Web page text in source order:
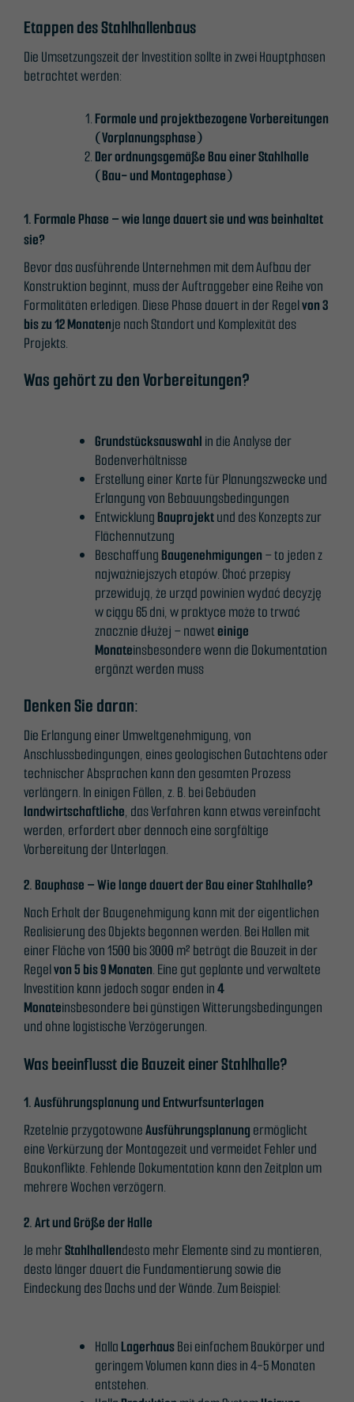
Etappen des Stahlhallenbaus
Die Umsetzungszeit der Investition sollte in zwei Hauptphasen
betrachtet werden:
Formale und projektbezogene Vorbereitungen
(Vorplanungsphase)
Der ordnungsgemäße Bau einer Stahlhalle
(Bau- und Montagephase)
1. Formale Phase – wie lange dauert sie und was beinhaltet
sie?
Bevor das ausführende Unternehmen mit dem Aufbau der
Konstruktion beginnt, muss der Auftraggeber eine Reihe von
Formalitäten erledigen. Diese Phase dauert in der Regelvon 3
bis zu 12 Monatenje nach Standort und Komplexität des
Projekts.
Was gehört zu den Vorbereitungen?
Grundstücksauswahl in die Analyse der
Bodenverhältnisse
Erstellung einer Karte für Planungszwecke und
Erlangung von Bebauungsbedingungen
EntwicklungBauprojektund des Konzepts zur
Flächennutzung
BeschaffungBaugenehmigungen – to jeden z
najważniejszych etapów. Choć przepisy
przewidują, że urząd powinien wydać decyzję
w ciągu 65 dni, w praktyce może to trwać
znacznie dłużej – naweteinige
Monateinsbesondere wenn die Dokumentation
ergänzt werden muss
Denken Sie daran:
Die Erlangung einer Umweltgenehmigung, von
Anschlussbedingungen, eines geologischen Gutachtens oder
technischer Absprachen kann den gesamten Prozess
verlängern. In einigen Fällen, z. B. bei Gebäuden
landwirtschaftliche, das Verfahren kann etwas vereinfacht
werden, erfordert aber dennoch eine sorgfältige
Vorbereitung der Unterlagen.
2. Bauphase – Wie lange dauert der Bau einer Stahlhalle?
Nach Erhalt der Baugenehmigung kann mit der eigentlichen
Realisierung des Objekts begonnen werden. Bei Hallen mit
einer Fläche von 1500 bis 3000 m² beträgt die Bauzeit in der
Regelvon 5 bis 9 Monaten. Eine gut geplante und verwaltete
Investition kann jedoch sogar enden in4
Monateinsbesondere bei günstigen Witterungsbedingungen
und ohne logistische Verzögerungen.
Was beeinflusst die Bauzeit einer Stahlhalle?
1. Ausführungsplanung und Entwurfsunterlagen
Rzetelnie przygotowaneAusführungsplanung ermöglicht
eine Verkürzung der Montagezeit und vermeidet Fehler und
Baukonflikte. Fehlende Dokumentation kann den Zeitplan um
mehrere Wochen verzögern.
2. Art und Größe der Halle
Je mehrStahlhallendesto mehr Elemente sind zu montieren,
desto länger dauert die Fundamentierung sowie die
Eindeckung des Dachs und der Wände. Zum Beispiel:
HallaLagerhausBei einfachem Baukörper und
geringem Volumen kann dies in 4-5 Monaten
entstehen.